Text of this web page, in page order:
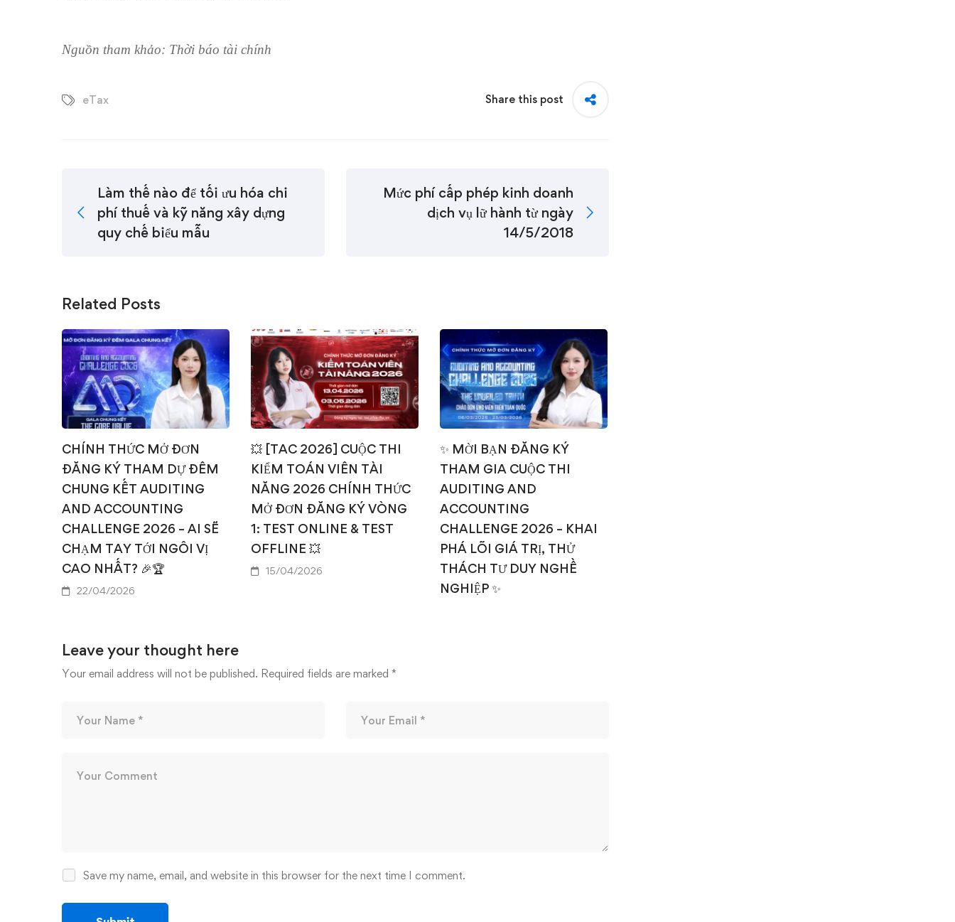
Nguồn tham khảo: Thời báo tài chính
eTax Share this post
Làm thế nào để tối ưu hóa chi
phí thuế và kỹ năng xây dựng
quy chế biểu mẫu
Mức phí cấp phép kinh doanh
dịch vụ lữ hành từ ngày
14/5/2018
Related Posts
CHÍNH THỨC MỞ ĐƠN
ĐĂNG KÝ THAM DỰ ĐÊM
CHUNG KẾT AUDITING
AND ACCOUNTING
CHALLENGE 2026 – AI SẼ
CHẠM TAY TỚI NGÔI VỊ
CAO NHẤT? 🎉🏆
22/04/2026
💥 [TAC 2026] CUỘC THI
KIỂM TOÁN VIÊN TÀI
NĂNG 2026 CHÍNH THỨC
MỞ ĐƠN ĐĂNG KÝ VÒNG
1: TEST ONLINE & TEST
OFFLINE 💥
15/04/2026
✨ MỜI BẠN ĐĂNG KÝ
THAM GIA CUỘC THI
AUDITING AND
ACCOUNTING
CHALLENGE 2026 – KHAI
PHÁ LÕI GIÁ TRỊ, THỬ
THÁCH TƯ DUY NGHỀ
NGHIỆP ✨
Leave your thought here
Your email address will not be published. Required fields are marked *
Save my name, email, and website in this browser for the next time I comment.